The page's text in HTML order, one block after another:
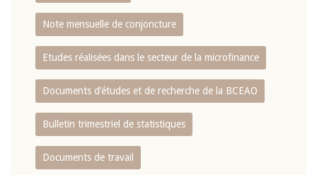
Note mensuelle de conjoncture
Etudes réalisées dans le secteur de la microfinance
Documents d’études et de recherche de la BCEAO
Bulletin trimestriel de statistiques
Documents de travail